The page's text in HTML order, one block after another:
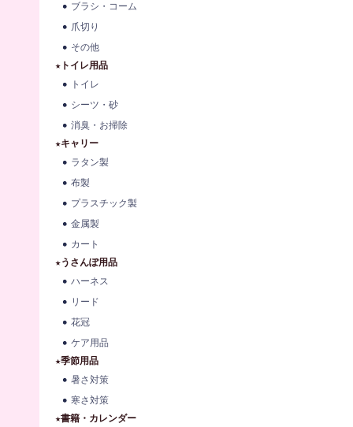
ブラシ・コーム
爪切り
その他
★トイレ用品
トイレ
シーツ・砂
消臭・お掃除
★キャリー
ラタン製
布製
プラスチック製
金属製
カート
★うさんぽ用品
ハーネス
リード
花冠
ケア用品
★季節用品
暑さ対策
寒さ対策
★書籍・カレンダー